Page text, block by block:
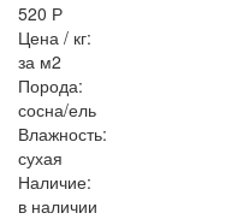
520 Р
Цена / кг:
за м2
Порода:
сосна/ель
Влажность:
сухая
Наличие:
в наличии